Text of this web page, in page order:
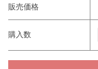
販売価格
購入数